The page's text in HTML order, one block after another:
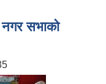
नगर सभाको